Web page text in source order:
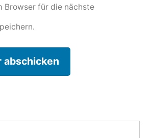
Browser für die nächste